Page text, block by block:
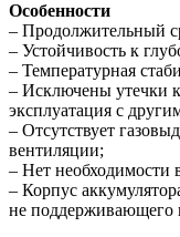
Особенности
– Продолжительный
– Устойчивость к
– Температурная
– Исключены утечки
эксплуатация с
– Отсутствует
вентиляции;
– Нет необходимости
– Корпус
не поддерживающего